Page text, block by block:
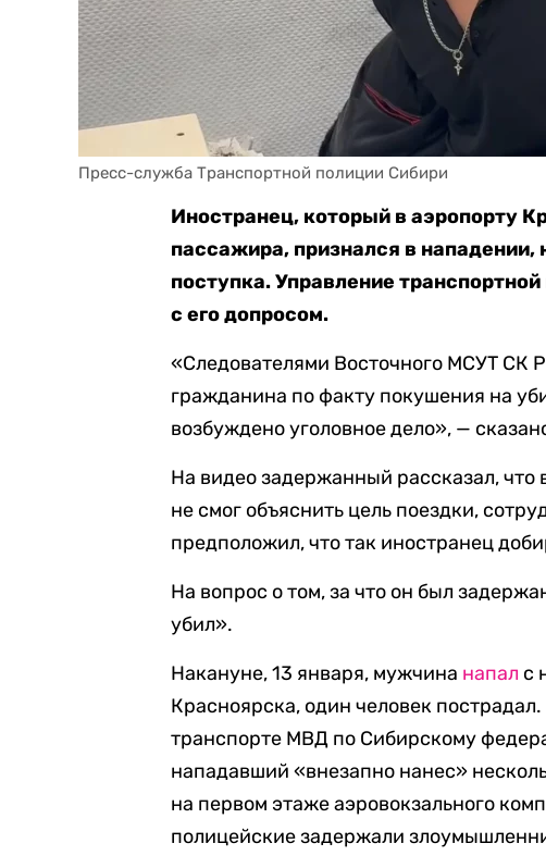
Пресс-служба Транспортной полиции Сибири
Иностранец, который в аэропорту
пассажира, признался в нападении,
поступка. Управление
с его допросом.
«Следователями Восточного МСУТ СК
гражданина по факту покушения на
возбуждено уголовное дело», —
На видео задержанный рассказал,
не смог объяснить цель поездки,
предположил, что так иностранец
На вопрос о том, за что он был
убил».
Накануне, 13 января, мужчина напал с
Красноярска, один человек
транспорте МВД по Сибирскому
нападавший «внезапно нанес»
на первом этаже аэровокзального
полицейские задержали